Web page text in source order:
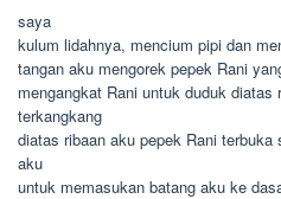
saya
kulum lidahnya, mencium pipi dan
tangan aku mengorek pepek Rani
mengangkat Rani untuk duduk diatas
terkangkang
diatas ribaan aku pepek Rani
aku
untuk memasukan batang aku ke